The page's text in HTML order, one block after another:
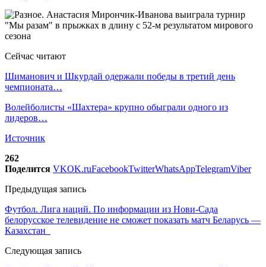
Сейчас читают
Шиманович и Шкурдай одержали победы в третий день
чемпионата…
Волейболисты «Шахтера» крупно обыграли одного из
лидеров…
Источник
262
Поделится VKOK.ruFacebookTwitterWhatsAppTelegramViber
Предыдущая запись
Футбол. Лига наций. По информации из Нови-Сада
белорусское телевидение не сможет показать матч Беларусь —
Казахстан
Следующая запись